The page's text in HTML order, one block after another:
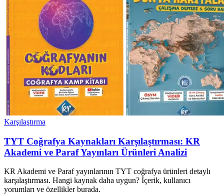
Karşılaştırma
TYT Coğrafya Kaynakları Karşılaştırması: KR
Akademi ve Paraf Yayınları Ürünleri Analizi
KR Akademi ve Paraf yayınlarının TYT coğrafya ürünleri detaylı
karşılaştırması. Hangi kaynak daha uygun? İçerik, kullanıcı
yorumları ve özellikler burada.